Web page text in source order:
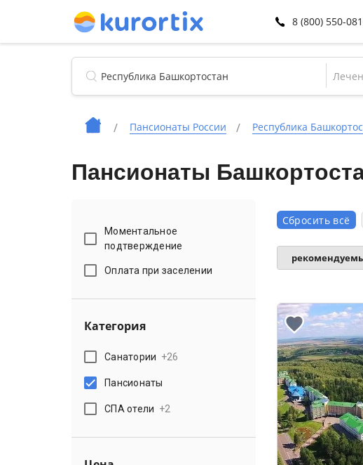
8 (800) 550-
Пансионаты России Республика
Пансионаты
Моментальное
подтверждение
Оплата при заселении
Категория
Санатории +26
Пансионаты
СПА отели +2
Сбросить всё